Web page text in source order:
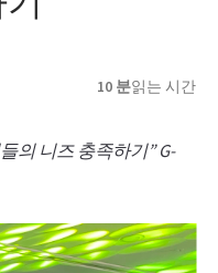
10 분읽는 시간
의 니즈 충족하기” G-